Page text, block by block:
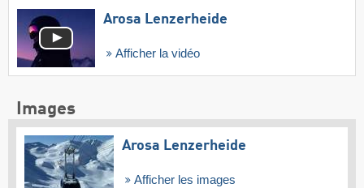
Arosa Lenzerheide
Afficher la vidéo
Images
Arosa Lenzerheide
Afficher les images